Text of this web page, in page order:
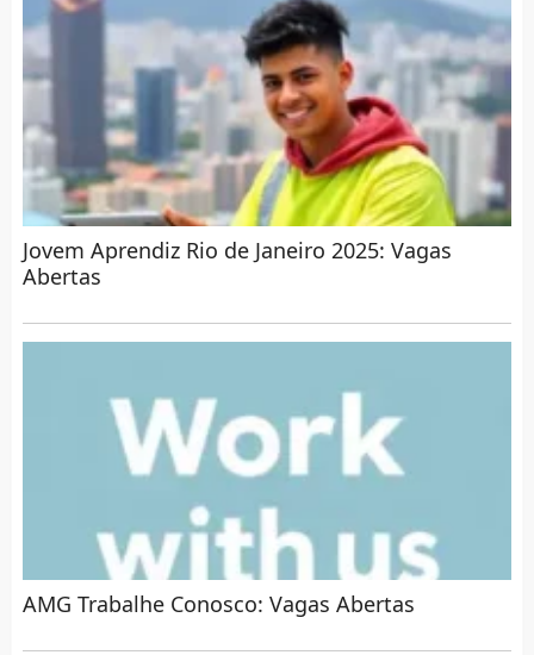
Jovem Aprendiz Rio de Janeiro 2025: Vagas
Abertas
AMG Trabalhe Conosco: Vagas Abertas